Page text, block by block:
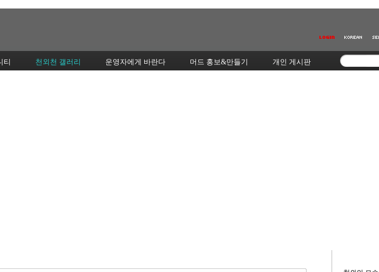
티 천외천 갤러리 운영자에게 바란다 머드 홍보&만들기 개인 게시판